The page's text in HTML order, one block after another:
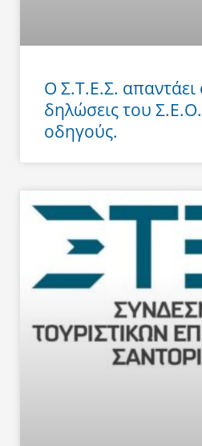
Ο Σ.Τ.Ε.Σ. απαντάει
δηλώσεις του
οδηγούς.